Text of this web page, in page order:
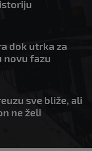
dok utrka za
novu fazu
sve bliže, ali
ne želi